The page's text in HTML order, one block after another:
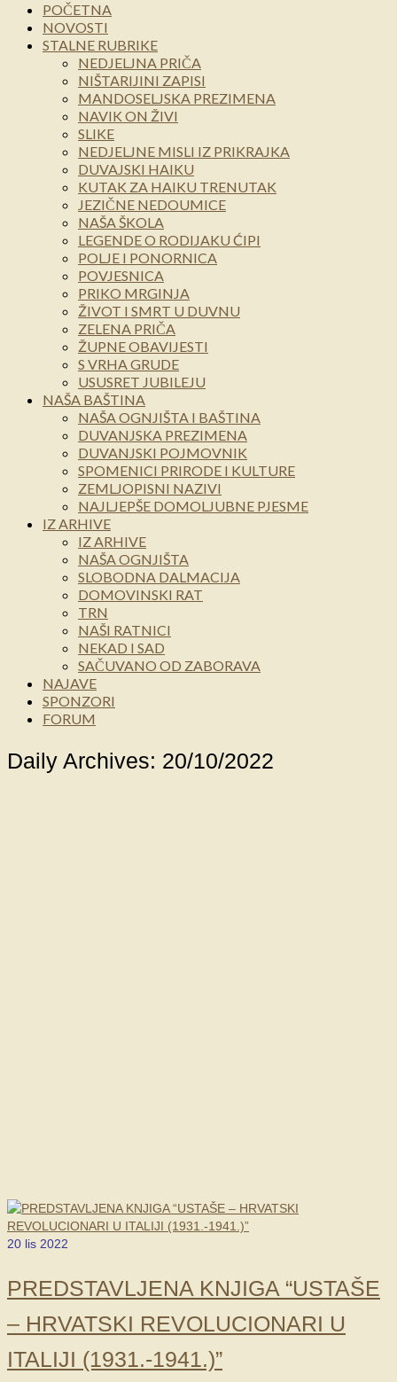
POČETNA
NOVOSTI
STALNE RUBRIKE
NEDJELJNA PRIČA
NIŠTARIJINI ZAPISI
MANDOSELJSKA PREZIMENA
NAVIK ON ŽIVI
SLIKE
NEDJELJNE MISLI IZ PRIKRAJKA
DUVAJSKI HAIKU
KUTAK ZA HAIKU TRENUTAK
JEZIČNE NEDOUMICE
NAŠA ŠKOLA
LEGENDE O RODIJAKU ĆIPI
POLJE I PONORNICA
POVJESNICA
PRIKO MRGINJA
ŽIVOT I SMRT U DUVNU
ZELENA PRIČA
ŽUPNE OBAVIJESTI
S VRHA GRUDE
USUSRET JUBILEJU
NAŠA BAŠTINA
NAŠA OGNJIŠTA I BAŠTINA
DUVANJSKA PREZIMENA
DUVANJSKI POJMOVNIK
SPOMENICI PRIRODE I KULTURE
ZEMLJOPISNI NAZIVI
NAJLJEPŠE DOMOLJUBNE PJESME
IZ ARHIVE
IZ ARHIVE
NAŠA OGNJIŠTA
SLOBODNA DALMACIJA
DOMOVINSKI RAT
TRN
NAŠI RATNICI
NEKAD I SAD
SAČUVANO OD ZABORAVA
NAJAVE
SPONZORI
FORUM
Daily Archives: 20/10/2022
20 lis 2022
PREDSTAVLJENA KNJIGA “USTAŠE
– HRVATSKI REVOLUCIONARI U
ITALIJI (1931.-1941.)”